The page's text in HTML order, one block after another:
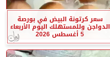
سعر كرتونة البيض في بورصة
الدواجن وللمستهلك اليوم الأربعاء
5 أغسطس 2026